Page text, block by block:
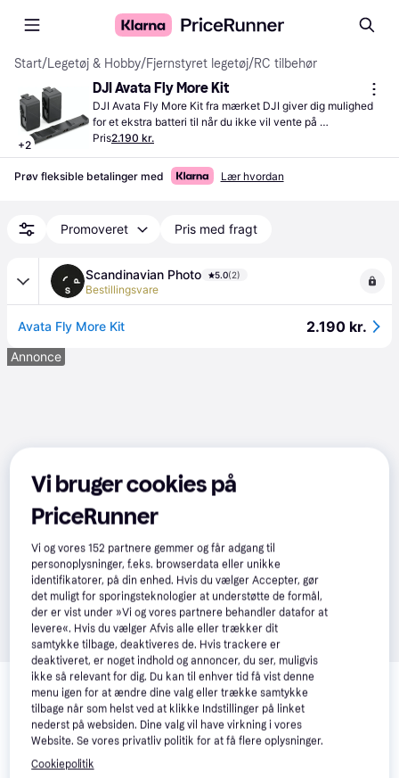
Start/Legetøj & Hobby/Fjernstyret legetøj/RC tilbehør
+2
DJI Avata Fly More Kit
DJI Avata Fly More Kit fra mærket DJI giver dig mulighed
for et ekstra batteri til når du ikke vil vente på
opladningstid og blot vil skifte batteri og køre videre.
Pris2.190 kr.
Prøv fleksible betalinger med Lær hvordan
Promoveret Pris med fragt
Scandinavian Photo 5.0(2)
Bestillingsvare
Avata Fly More Kit 2.190 kr.
Annonce
Relaterede produkter
Se vores forslag til andre produkter, der matcher dine
interesser. Vis alle
Vi bruger cookies på
PriceRunner
Vi og vores152 partnere gemmer og får adgang til
personoplysninger, f.eks. browserdata eller unikke
identifikatorer, på din enhed. Hvis du vælger Accepter, gør
det muligt for sporingsteknologier at understøtte de formål,
der er vist under »Vi og vores partnere behandler datafor at
levere«. Hvis du vælger Afvis alle eller trækker dit
samtykke tilbage, deaktiveres de. Hvis trackere er
deaktiveret, er noget indhold og annoncer, du ser, muligvis
ikke så relevant for dig. Du kan til enhver tid få vist denne
menu igen for at ændre dine valg eller trække samtykke
tilbage når som helst ved at klikke Indstillinger på linket
nederst på websiden. Dine valg vil have virkning i vores
Website. Se vores privatliv politik for at få flere oplysninger.
Cookiepolitik